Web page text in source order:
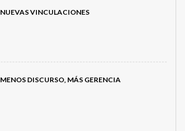
NUEVAS VINCULACIONES
MENOS DISCURSO, MÁS GERENCIA